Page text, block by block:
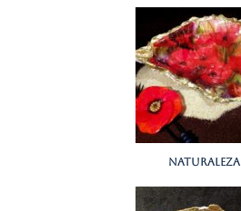
naturaleza